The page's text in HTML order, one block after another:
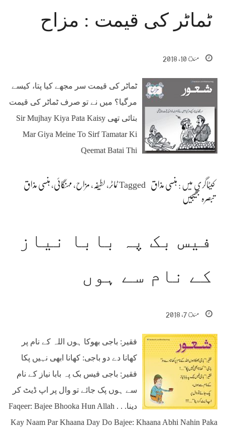
ٹماٹر کی قیمت : مزاح
مئ 10, 2018
ٹماٹر کی قیمت سر مجھے کیا پتا، کیسے
مرگیا؟ میں نے تو صرف ٹماٹر کی قیمت
بتائی تھی Sir Mujhay Kiya Pata Kaisy
Mar Giya Meine To Sirf Tamatar Ki
Qeemat Batai Thi
کیٹاگری میں : ہنسی مذاق Taggedٹماٹر ، لطیفہ ، مزاح، مہنگائی، ہنسی مذاق
تبصرہ بھیجیں
فیس بک پہ بابا نیاز
کے نام سے ہوں
مئ 7, 2018
فقیر: باجی بھوکا ہوں اللہ کے نام پر
کھانا دے دو باجی: کھانا ابھی نہیں پکا
فقیر: باجی فیس بک پہ بابا نیاز کے نام
سے ہوں پک جائے تو وال پر اپ ڈیٹ کر
دینا. . . Faqeer: Bajee Bhooka Hun Allah
Kay Naam Par Khaana Day Do Bajee: Khaana Abhi Nahin Paka